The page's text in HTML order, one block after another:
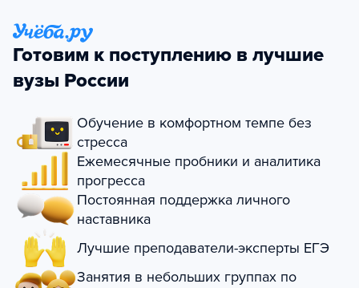
Готовим к поступлению в лучшие
вузы России
Обучение в комфортном темпе без
стресса
Ежемесячные пробники и аналитика
прогресса
Постоянная поддержка личного
наставника
Лучшие преподаватели-эксперты ЕГЭ
Занятия в небольших группах по